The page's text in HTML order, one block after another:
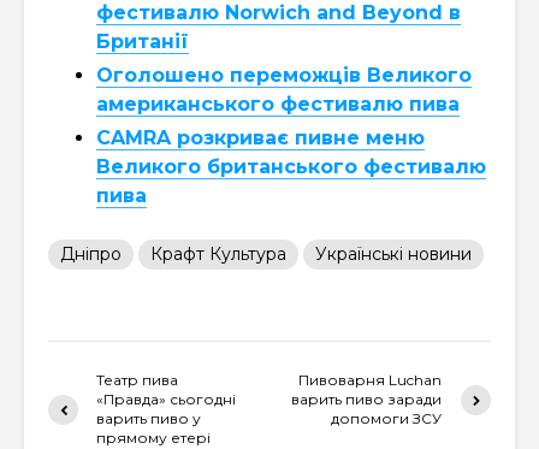
фестивалю Norwich and Beyond в
Британії
Оголошено переможців Великого
американського фестивалю пива
CAMRA розкриває пивне меню
Великого британського фестивалю
пива
Дніпро Крафт Культура Українські новини
Театр пива
«Правда» сьогодні
варить пиво у
прямому етері
Пивоварня Luchan
варить пиво заради
допомоги ЗСУ